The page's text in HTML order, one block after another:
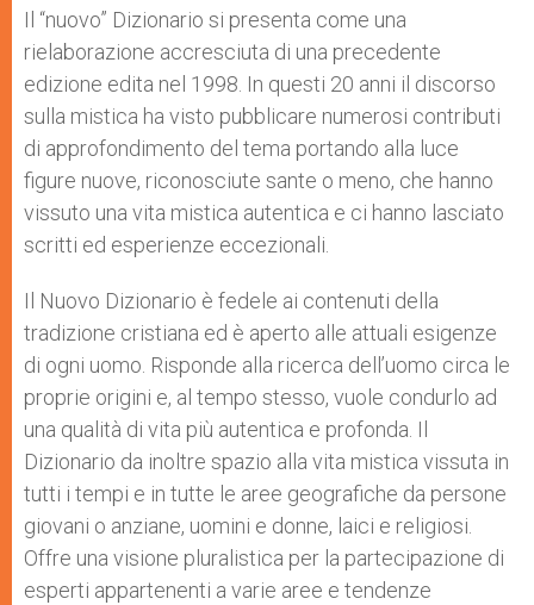
Il “nuovo” Dizionario si presenta come una
rielaborazione accresciuta di una precedente
edizione edita nel 1998. In questi 20 anni il discorso
sulla mistica ha visto pubblicare numerosi contributi
di approfondimento del tema portando alla luce
figure nuove, riconosciute sante o meno, che hanno
vissuto una vita mistica autentica e ci hanno lasciato
scritti ed esperienze eccezionali.
Il Nuovo Dizionario è fedele ai contenuti della
tradizione cristiana ed è aperto alle attuali esigenze
di ogni uomo. Risponde alla ricerca dell’uomo circa le
proprie origini e, al tempo stesso, vuole condurlo ad
una qualità di vita più autentica e profonda. Il
Dizionario da inoltre spazio alla vita mistica vissuta in
tutti i tempi e in tutte le aree geografiche da persone
giovani o anziane, uomini e donne, laici e religiosi.
Offre una visione pluralistica per la partecipazione di
esperti appartenenti a varie aree e tendenze